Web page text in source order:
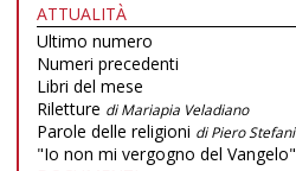
ATTUALITÀ
Ultimo numero
Numeri precedenti
Libri del mese
Riletture di Mariapia Veladiano
Parole delle religioni di Piero Stefani
"Io non mi vergogno del Vangelo"